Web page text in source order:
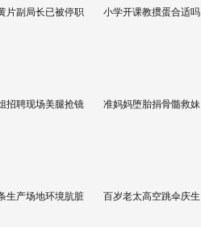
片副局长已被停职 小学开课教掼蛋合适吗
招聘现场美腿抢镜 准妈妈堕胎捐骨髓救妹
生产场地环境肮脏 百岁老太高空跳伞庆生